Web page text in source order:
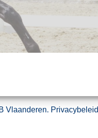
Vlaanderen. Privacybeleid